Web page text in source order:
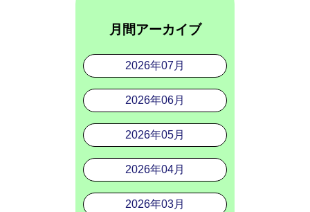
月間アーカイブ
2026年07月
2026年06月
2026年05月
2026年04月
2026年03月